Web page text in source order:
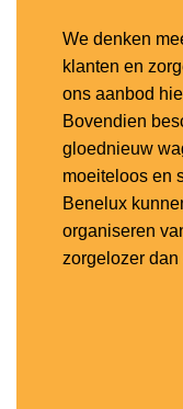
We denken
klanten en
ons aanbod
Bovendien
gloednieuw
moeiteloos en
Benelux
organiseren
zorgelozer dan